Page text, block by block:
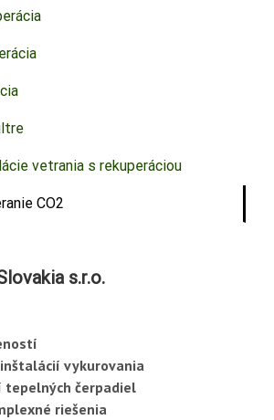
vetrania s rekuperáciou
CO2
s.r.o.
vykurovania
tepelných čerpadiel
riešenia